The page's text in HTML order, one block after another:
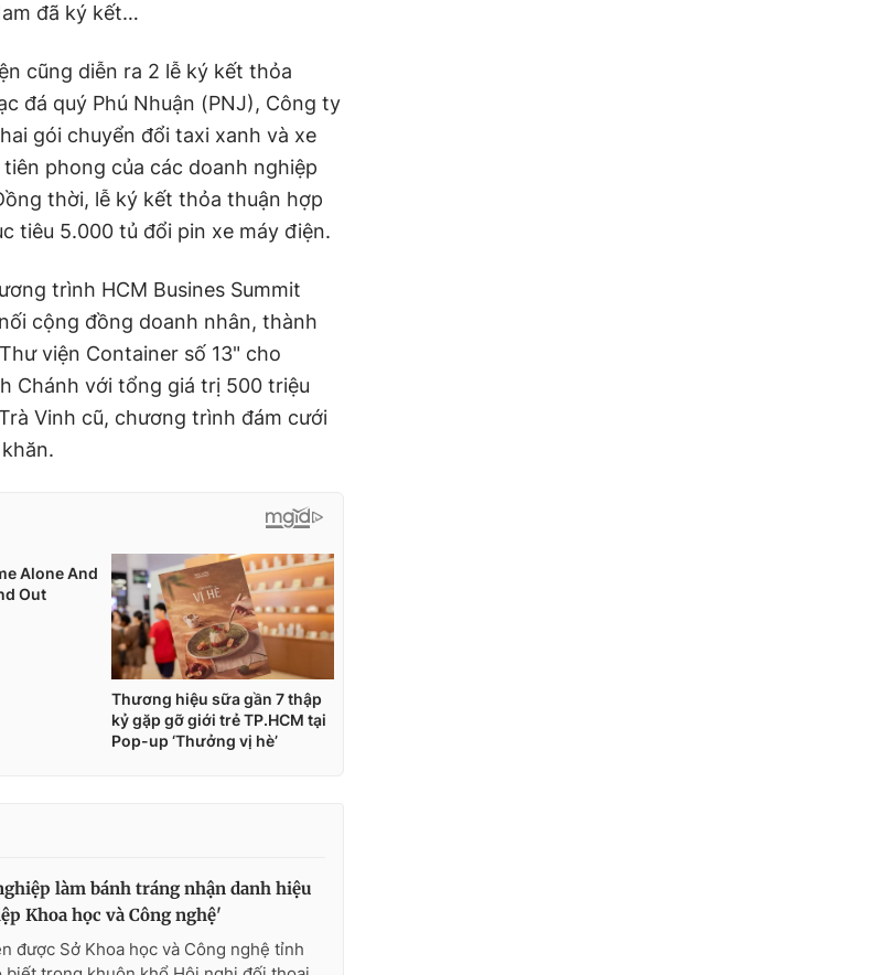
đã ký kết…
cũng diễn ra 2 lễ ký kết thỏa
đá quý Phú Nhuận (PNJ), Công ty
gói chuyển đổi taxi xanh và xe
phong của các doanh nghiệp
thời, lễ ký kết thỏa thuận hợp
tiêu 5.000 tủ đổi pin xe máy điện.
trình HCM Busines Summit
cộng đồng doanh nhân, thành
viện Container số 13" cho
Chánh với tổng giá trị 500 triệu
Vinh cũ, chương trình đám cưới
làm bánh tráng nhận danh hiệu
Khoa học và Công nghệ'
được Sở Khoa học và Công nghệ tỉnh